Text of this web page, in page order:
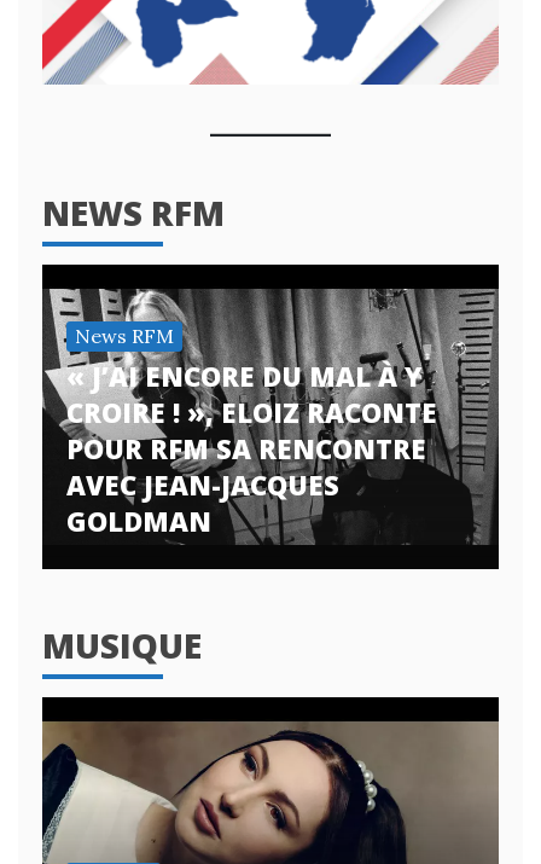
NEWS RFM
News RFM
« J’AI ENCORE DU MAL À Y
CROIRE ! », ELOIZ RACONTE
POUR RFM SA RENCONTRE
AVEC JEAN-JACQUES
GOLDMAN
MUSIQUE